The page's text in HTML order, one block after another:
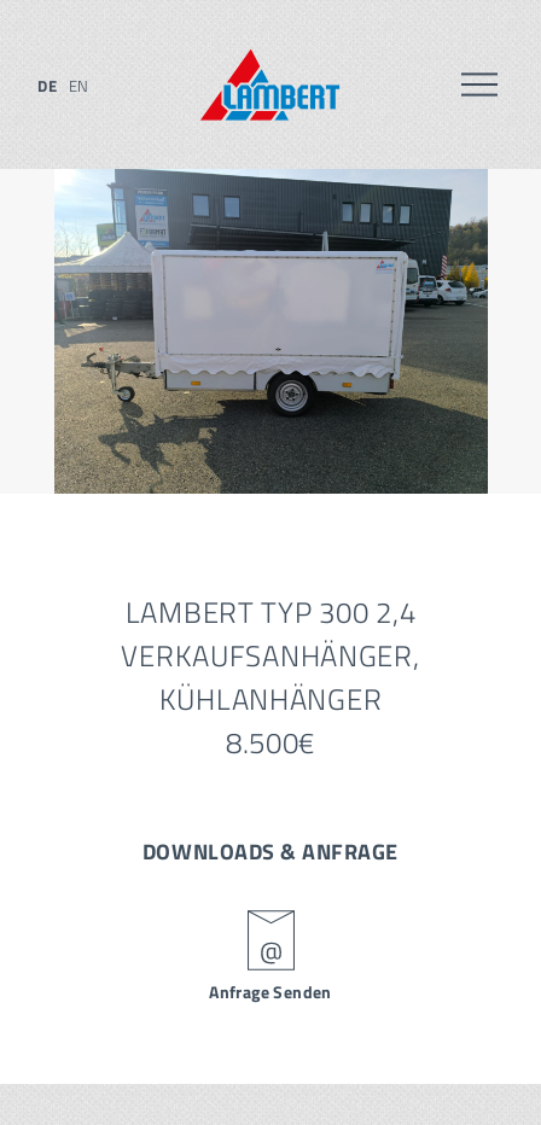
DE EN
LAMBERT TYP 300 2,4
VERKAUFSANHÄNGER,
KÜHLANHÄNGER
8.500€
DOWNLOADS & ANFRAGE
Anfrage Senden